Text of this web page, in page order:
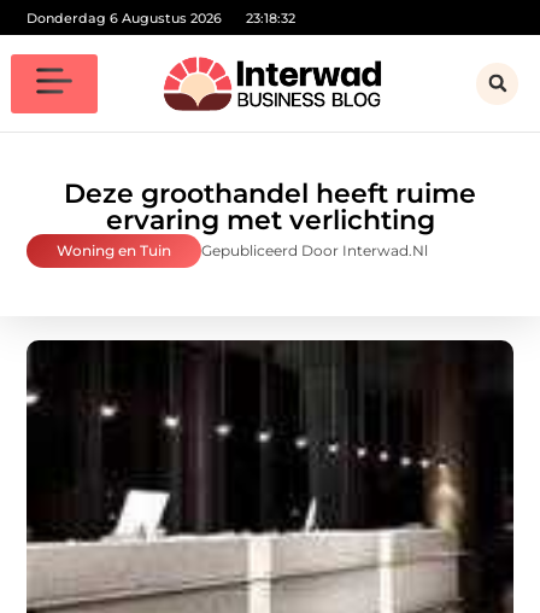
Donderdag 6 Augustus 2026 23:18:33
Deze groothandel heeft ruime
ervaring met verlichting
Woning en Tuin Gepubliceerd Door Interwad.nl